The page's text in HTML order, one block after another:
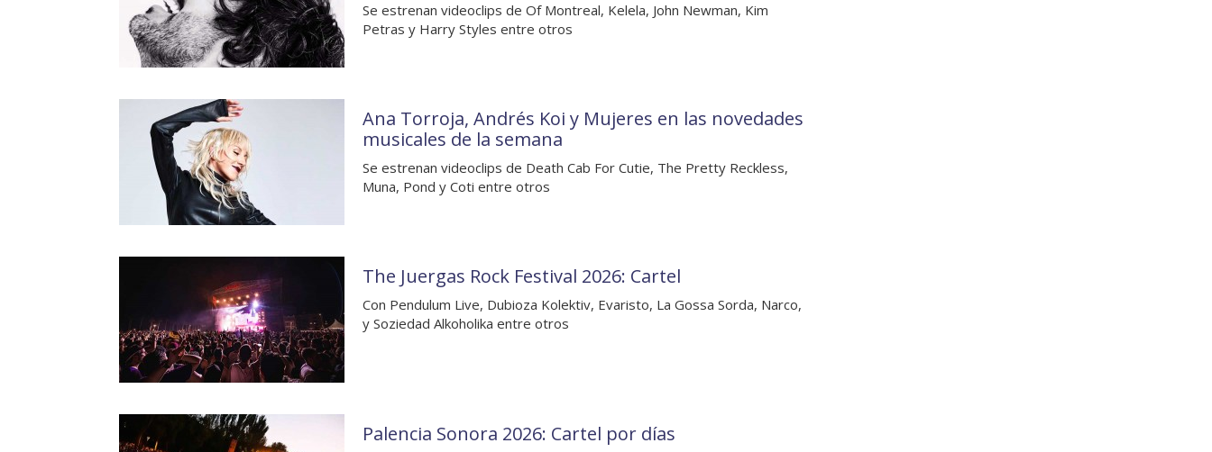
Se estrenan videoclips de Of Montreal, Kelela, John Newman, Kim
Petras y Harry Styles entre otros
Ana Torroja, Andrés Koi y Mujeres en las novedades
musicales de la semana
Se estrenan videoclips de Death Cab For Cutie, The Pretty Reckless,
Muna, Pond y Coti entre otros
The Juergas Rock Festival 2026: Cartel
Con Pendulum Live, Dubioza Kolektiv, Evaristo, La Gossa Sorda, Narco,
y Soziedad Alkoholika entre otros
Palencia Sonora 2026: Cartel por días